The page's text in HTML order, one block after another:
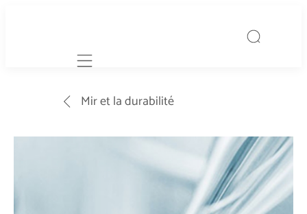
Mobile navigation
Mir et la durabilité